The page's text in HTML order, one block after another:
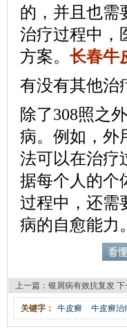
的，并且也需
治疗过程中，
方案。 长春牛
有没有其他治
除了308照之
病。例如，外
法可以在治疗
据每个人的个
过程中，还需
病的自愈能力。
上一篇： 银屑病有效抗复发 下
关键字： 牛皮癣 牛皮癣治